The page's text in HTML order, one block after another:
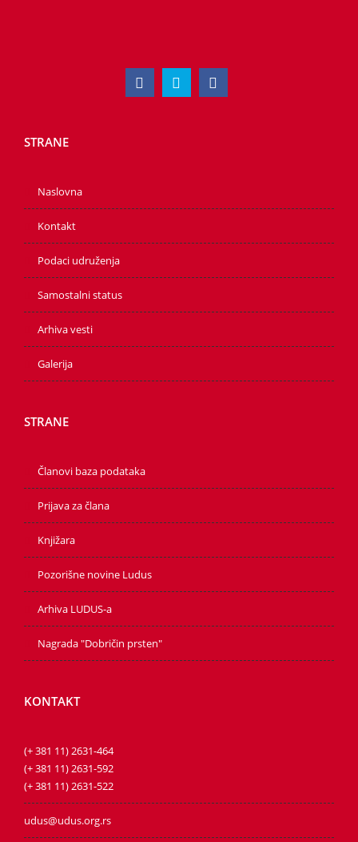
STRANE
Naslovna
Kontakt
Podaci udruženja
Samostalni status
Arhiva vesti
Galerija
STRANE
Članovi baza podataka
Prijava za člana
Knjižara
Pozorišne novine Ludus
Arhiva LUDUS-a
Nagrada "Dobričin prsten"
KONTAKT
(+ 381 11) 2631-464
(+ 381 11) 2631-592
(+ 381 11) 2631-522
udus@udus.org.rs